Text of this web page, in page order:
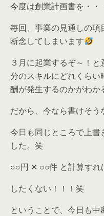
今度は創業計画書を・・
毎回、事業の見通しの項
断念してしまいます
３月に起業するぞ～！
分のスキルにどれくらい
酬が発生するのかがわか
だから、今なら書けそう
今日も同じところで上書
した。笑
○○円 ✕ ○○件 と計算すれ
したくない！！！笑
ということで、今日も中